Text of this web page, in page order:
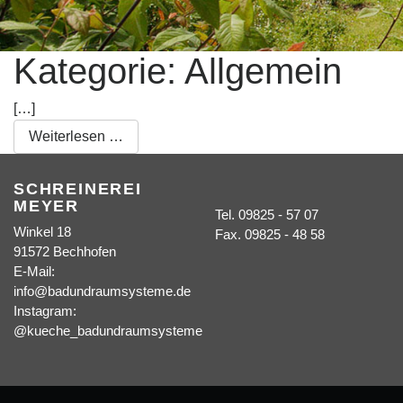
Kategorie: Allgemein
[…]
Weiterlesen …
SCHREINEREI
MEYER
Winkel 18
91572 Bechhofen
E-Mail:
info@badundraumsysteme.de
Instagram:
@kueche_badundraumsysteme
Tel. 09825 - 57 07
Fax. 09825 - 48 58